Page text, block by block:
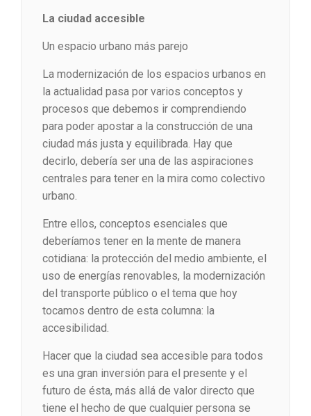
La ciudad accesible
Un espacio urbano más parejo
La modernización de los espacios urbanos en
la actualidad pasa por varios conceptos y
procesos que debemos ir comprendiendo
para poder apostar a la construcción de una
ciudad más justa y equilibrada. Hay que
decirlo, debería ser una de las aspiraciones
centrales para tener en la mira como colectivo
urbano.
Entre ellos, conceptos esenciales que
deberíamos tener en la mente de manera
cotidiana: la protección del medio ambiente, el
uso de energías renovables, la modernización
del transporte público o el tema que hoy
tocamos dentro de esta columna: la
accesibilidad.
Hacer que la ciudad sea accesible para todos
es una gran inversión para el presente y el
futuro de ésta, más allá de valor directo que
tiene el hecho de que cualquier persona se